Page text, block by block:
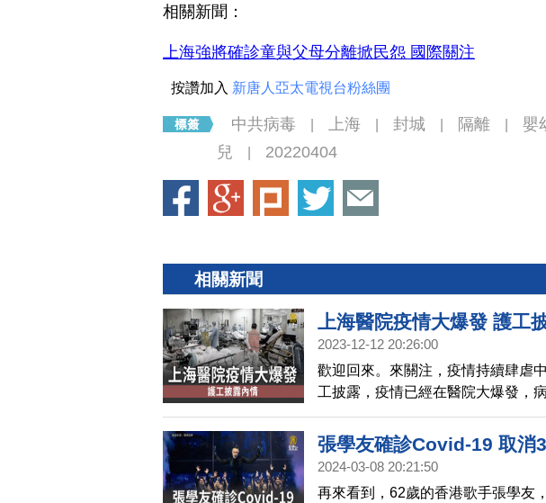
相關新聞：
上海強將確診童與父母分離掀民怨 國際關注
按讚加入 新唐人亞太電視台粉絲團
中共病毒 上海 封城 隔離 嬰
兒
20220404
相關新聞
上海醫院疫情大爆發 護工
2023-12-12 20:26:00
歡迎回來。來關注，疫情持續肆虐
工披露，疫情已經在醫院大爆發，
人以及家屬感染。
張學友確診Covid-19 取消
2024-03-08 20:21:50
再來看到，62歲的香港歌手張學友